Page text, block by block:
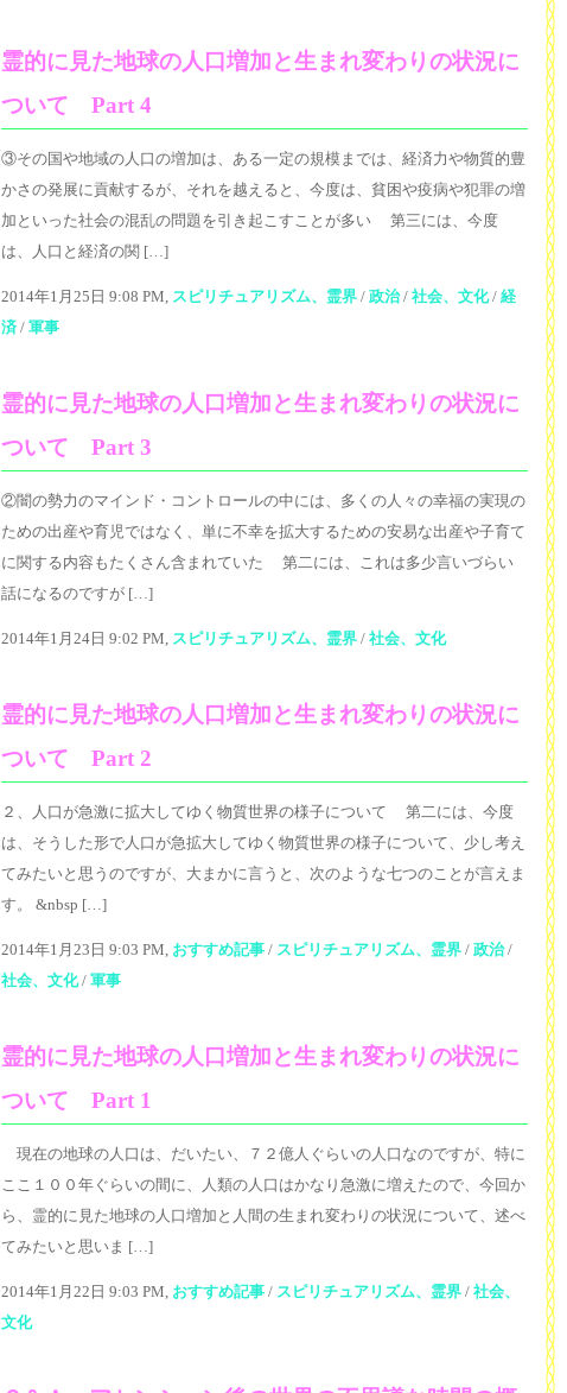
霊的に見た地球の人口増加と生まれ変わりの状況に
ついて Part 4
③その国や地域の人口の増加は、ある一定の規模までは、経済力や物質的豊
かさの発展に貢献するが、それを越えると、今度は、貧困や疫病や犯罪の増
加といった社会の混乱の問題を引き起こすことが多い 第三には、今度
は、人口と経済の関 […]
2014年1月25日 9:08 PM, スピリチュアリズム、霊界 / 政治/ 社会、文化/ 経
済 / 軍事
霊的に見た地球の人口増加と生まれ変わりの状況に
ついて Part 3
②闇の勢力のマインド・コントロールの中には、多くの人々の幸福の実現の
ための出産や育児ではなく、単に不幸を拡大するための安易な出産や子育て
に関する内容もたくさん含まれていた 第二には、これは多少言いづらい
話になるのですが […]
2014年1月24日 9:02 PM, スピリチュアリズム、霊界 / 社会、文化
霊的に見た地球の人口増加と生まれ変わりの状況に
ついて Part 2
２、人口が急激に拡大してゆく物質世界の様子について 第二には、今度
は、そうした形で人口が急拡大してゆく物質世界の様子について、少し考え
てみたいと思うのですが、大まかに言うと、次のような七つのことが言えま
す。 &nbsp […]
2014年1月23日 9:03 PM, おすすめ記事 / スピリチュアリズム、霊界 / 政治/
社会、文化/ 軍事
霊的に見た地球の人口増加と生まれ変わりの状況に
ついて Part 1
現在の地球の人口は、だいたい、７２億人ぐらいの人口なのですが、特に
ここ１００年ぐらいの間に、人類の人口はかなり急激に増えたので、今回か
ら、霊的に見た地球の人口増加と人間の生まれ変わりの状況について、述べ
てみたいと思いま […]
2014年1月22日 9:03 PM, おすすめ記事 / スピリチュアリズム、霊界 / 社会、
文化